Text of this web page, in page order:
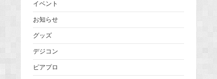
イベント
お知らせ
グッズ
デジコン
ピアプロ